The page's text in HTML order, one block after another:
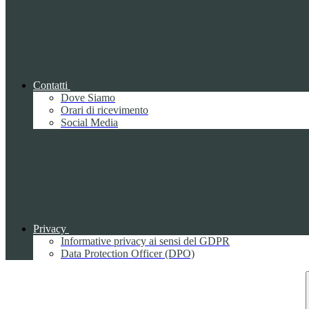
Contatti
Dove Siamo
Orari di ricevimento
Social Media
Privacy
Informative privacy ai sensi del GDPR
Data Protection Officer (DPO)